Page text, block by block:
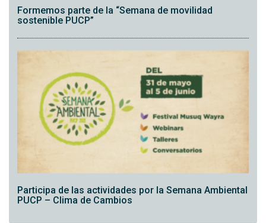
Formemos parte de la “Semana de movilidad
sostenible PUCP”
Participa de las actividades por la Semana Ambiental
PUCP – Clima de Cambios